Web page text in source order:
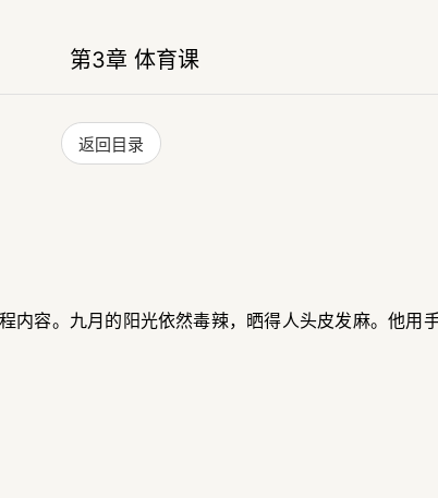
第3章 体育课
返回目录
内容。九月的阳光依然毒辣，晒得人头皮发麻。他用